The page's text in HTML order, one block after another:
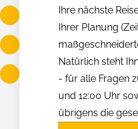
Ihre nächste
Ihrer Planung
Natürlich steht
- für alle Fragen
und 12:00 Uhr
übrigens die